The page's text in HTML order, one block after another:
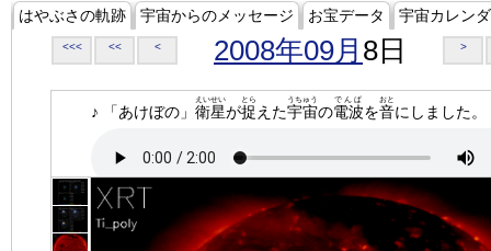
はやぶさの軌跡 宇宙からのメッセージ お宝データ 宇宙カレン
<<< << < 2008年09月 8日 >
♪ 「あけぼの」 衛星
えいせい
が捉
とら
えた宇宙
うちゅう
の電波
でんぱ
を音
おと
にしました。